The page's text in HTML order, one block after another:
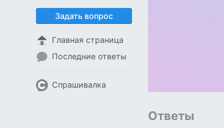
Задать вопрос
Главная страница
Последние ответы
Спрашивалка
Ответы